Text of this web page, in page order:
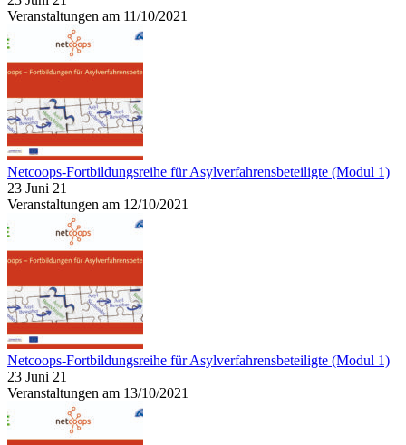
Veranstaltungen am 11/10/2021
Netcoops-Fortbildungsreihe für Asylverfahrensbeteiligte (Modul 1)
23 Juni 21
Veranstaltungen am 12/10/2021
Netcoops-Fortbildungsreihe für Asylverfahrensbeteiligte (Modul 1)
23 Juni 21
Veranstaltungen am 13/10/2021